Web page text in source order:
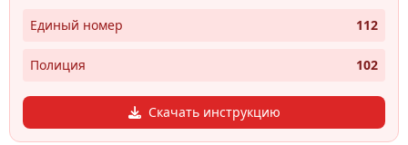
Единый номер 112
Полиция 102
Скачать инструкцию